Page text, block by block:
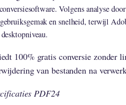
Volgens analyse
en snelheid, terwijl
100% gratis conversie
van bestanden na
PDF24